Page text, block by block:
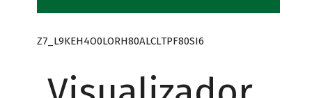
Z7_L9KEH4O0LORH80ALCLTPF80SI6